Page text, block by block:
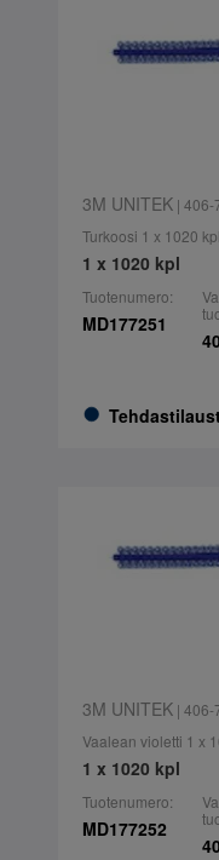
3M UNITEK| 406-
Turkoosi 1 x 1020 kpl
1 x 1020 kpl
Tuotenumero:
MD177251
3M UNITEK| 406-
Vaalean violetti 1 x
1 x 1020 kpl
Tuotenumero:
MD177252